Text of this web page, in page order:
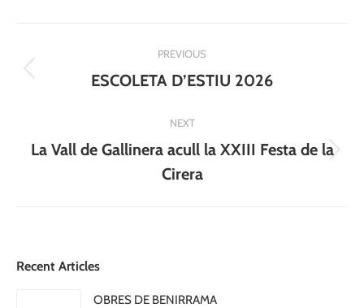
navigation
PREVIOUS
Previous
ESCOLETA D’ESTIU 2026
NEXT
Next
post:
La Vall de Gallinera acull la XXIII Festa de la
Cirera
Recent Articles
OBRES DE BENIRRAMA